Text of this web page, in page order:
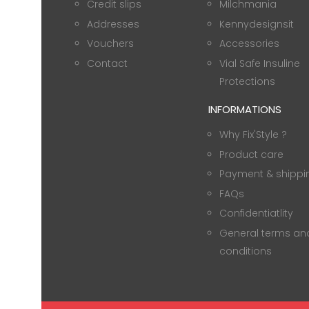
Credit slips
Addresses
Vouchers
Contact
Milchmania
Kennydesignsit
Accessories
Vial Safe Insuline
Protections
INFORMATIONS
Why Fix'Style ?
Product care
Payment &
FAQs
Confidentiatlity
General terms
conditions